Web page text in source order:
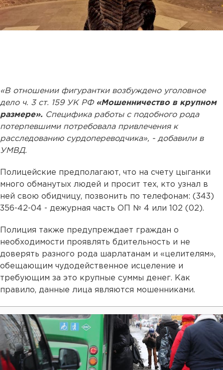
«В отношении фигурантки возбуждено уголовное
дело ч. 3 ст. 159 УК РФ «Мошенничество в крупном
размере». Специфика работы с подобного рода
потерпевшими потребовала привлечения к
расследованию сурдопереводчика», - добавили в
УМВД.
Полицейские предполагают, что на счету цыганки
много обманутых людей и просит тех, кто узнал в
ней свою обидчицу, позвонить по телефонам: (343)
356-42-04 - дежурная часть ОП № 4 или 102 (02).
Полиция также предупреждает граждан о
необходимости проявлять бдительность и не
доверять разного рода шарлатанам и «целителям»,
обещающим чудодейственное исцеление и
требующим за это крупные суммы денег. Как
правило, данные лица являются мошенниками.